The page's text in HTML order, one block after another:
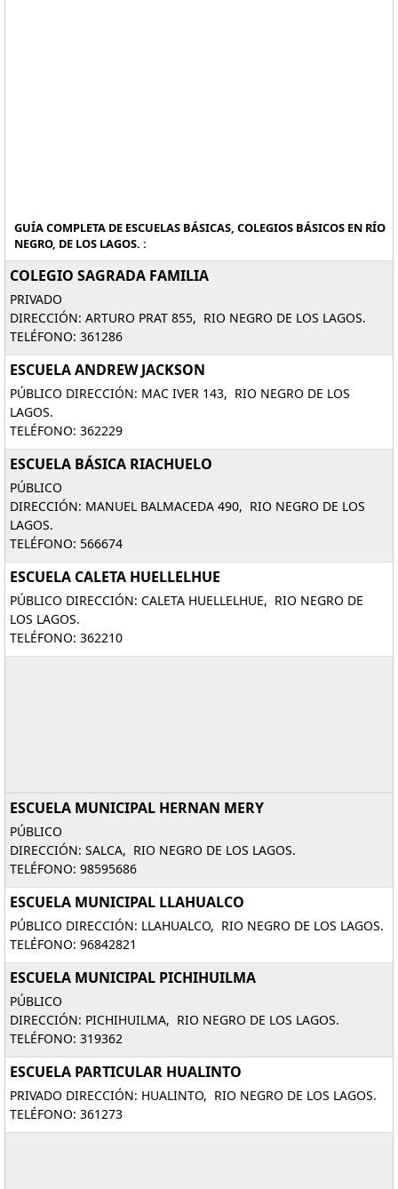
GUÍA COMPLETA DE ESCUELAS BÁSICAS, COLEGIOS BÁSICOS EN RÍO
NEGRO, DE LOS LAGOS. :
COLEGIO SAGRADA FAMILIA
PRIVADO
DIRECCIÓN: ARTURO PRAT 855, RIO NEGRO DE LOS LAGOS.
TELÉFONO: 361286
ESCUELA ANDREW JACKSON
PÚBLICO DIRECCIÓN: MAC IVER 143, RIO NEGRO DE LOS
LAGOS.
TELÉFONO: 362229
ESCUELA BÁSICA RIACHUELO
PÚBLICO
DIRECCIÓN: MANUEL BALMACEDA 490, RIO NEGRO DE LOS
LAGOS.
TELÉFONO: 566674
ESCUELA CALETA HUELLELHUE
PÚBLICO DIRECCIÓN: CALETA HUELLELHUE, RIO NEGRO DE
LOS LAGOS.
TELÉFONO: 362210
ESCUELA MUNICIPAL HERNAN MERY
PÚBLICO
DIRECCIÓN: SALCA, RIO NEGRO DE LOS LAGOS.
TELÉFONO: 98595686
ESCUELA MUNICIPAL LLAHUALCO
PÚBLICO DIRECCIÓN: LLAHUALCO, RIO NEGRO DE LOS LAGOS.
TELÉFONO: 96842821
ESCUELA MUNICIPAL PICHIHUILMA
PÚBLICO
DIRECCIÓN: PICHIHUILMA, RIO NEGRO DE LOS LAGOS.
TELÉFONO: 319362
ESCUELA PARTICULAR HUALINTO
PRIVADO DIRECCIÓN: HUALINTO, RIO NEGRO DE LOS LAGOS.
TELÉFONO: 361273